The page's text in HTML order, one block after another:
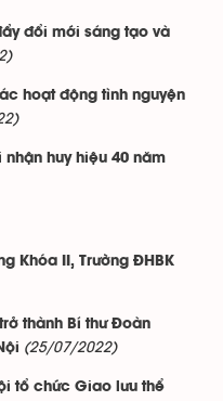
đổi mới sáng tạo và
hoạt động tình nguyện
huy hiệu 40 năm
Khóa II, Trường ĐHBK
thành Bí thư Đoàn
(25/07/2022)
tổ chức Giao lưu thể